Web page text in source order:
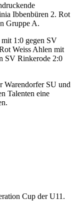
Ibbenbüren 2. Rot
Gruppe A.
1:0 gegen SV
Weiss Ahlen mit
SV Rinkerode 2:0
Warendorfer SU und
Talenten eine
Cup der U11.